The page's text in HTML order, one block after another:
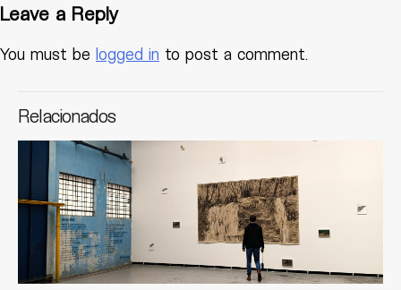
Leave a Reply
You must be logged in to post a comment.
Relacionados